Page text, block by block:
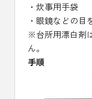
・炊事用手袋
・眼鏡などの目
※台所用漂白剤
ん。
手順